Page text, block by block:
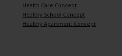
Health Care Concept
Healthy School Concept
Healthy Apartment Concept